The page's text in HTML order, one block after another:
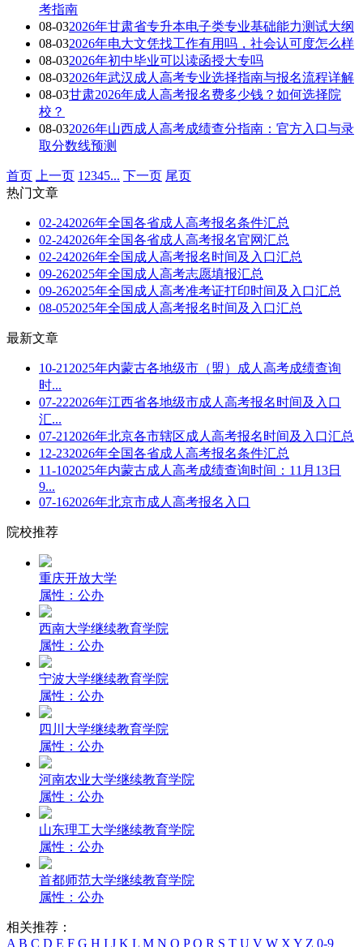
考指南
08-032026年甘肃省专升本电子类专业基础能力测试大纲
08-032026年电大文凭找工作有用吗，社会认可度怎么样
08-032026年初中毕业可以读函授大专吗
08-032026年武汉成人高考专业选择指南与报名流程详解
08-03甘肃2026年成人高考报名费多少钱？如何选择院
校？
08-032026年山西成人高考成绩查分指南：官方入口与录
取分数线预测
首页 上一页 1 2345... 下一页 尾页
热门文章
02-242026年全国各省成人高考报名条件汇总
02-242026年全国各省成人高考报名官网汇总
02-242026年全国成人高考报名时间及入口汇总
09-262025年全国成人高考志愿填报汇总
09-262025年全国成人高考准考证打印时间及入口汇总
08-052025年全国成人高考报名时间及入口汇总
最新文章
10-21 2025年内蒙古各地级市（盟）成人高考成绩查询
时...
07-222026年江西省各地级市成人高考报名时间及入口
汇...
07-21 2026年北京各市辖区成人高考报名时间及入口汇总
12-232026年全国各省成人高考报名条件汇总
11-102025年内蒙古成人高考成绩查询时间：11月13日
9...
07-162026年北京市成人高考报名入口
院校推荐
重庆开放大学
属性：公办
西南大学继续教育学院
属性：公办
宁波大学继续教育学院
属性：公办
四川大学继续教育学院
属性：公办
河南农业大学继续教育学院
属性：公办
山东理工大学继续教育学院
属性：公办
首都师范大学继续教育学院
属性：公办
相关推荐：
A B C D E F G H I J K L M N O P Q R S T U V W X Y Z 0-9